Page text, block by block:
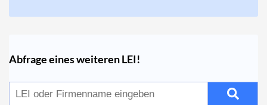
Abfrage eines weiteren LEI!